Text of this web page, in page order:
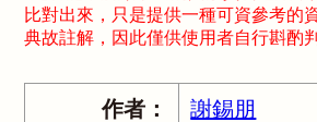
比對出來，只是提供一種可資參考的
典故註解，因此僅供使用者自行斟酌
作者： 謝錫朋